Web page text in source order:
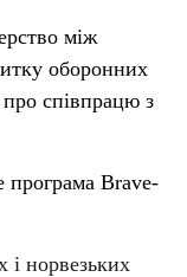
між
оборонних
співпрацю з
програма Brave-
і норвезьких